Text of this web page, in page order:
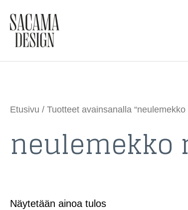
sisältöön
Etusivu / Tuotteet avainsanalla “neulemekko
neulemekko
Näytetään ainoa tulos